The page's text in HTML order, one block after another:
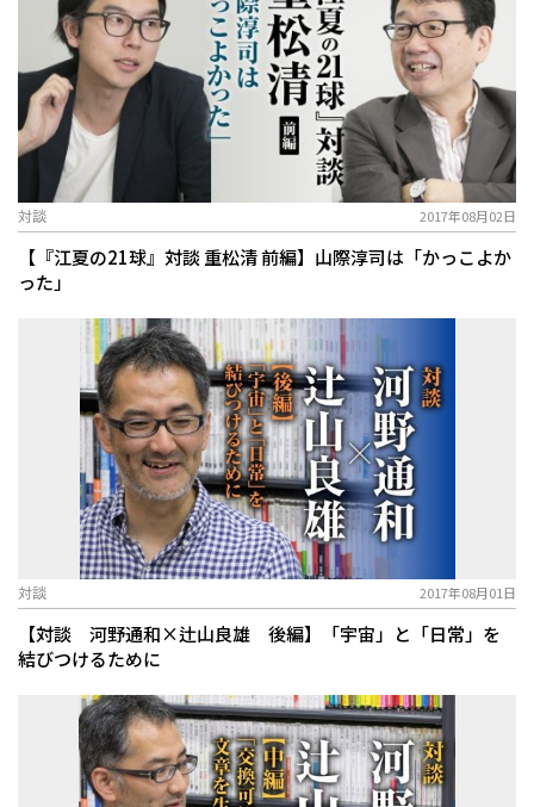
対談 2017年08月02日
【『江夏の21球』対談 重松清 前編】山際淳司は「かっこよか
った」
対談 2017年08月01日
【対談 河野通和×辻山良雄 後編】「宇宙」と「日常」を
結びつけるために